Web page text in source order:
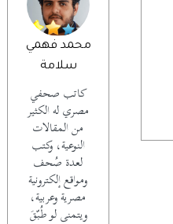
محمد فهمي
سلامة
كاتب صحفي
مصري له الكثير
من المقالات
النوعية، وكتب
لعدة صُحف
ومواقع إلكترونية
مصرية وعربية،
ويتمنى لو طُبّقَ